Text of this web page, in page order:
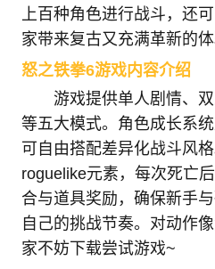
上百种角色进行战斗，还
家带来复古又充满革新的体
怒之铁拳6游戏内容介绍
游戏提供单人剧情、
等五大模式。角色成长系
可自由搭配差异化战斗风
roguelike元素，每次死亡
合与道具奖励，确保新手
自己的挑战节奏。对动作
家不妨下载尝试游戏~